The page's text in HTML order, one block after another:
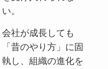
い。
会社が成長しても
「昔のやり方」に固
執し、組織の進化を